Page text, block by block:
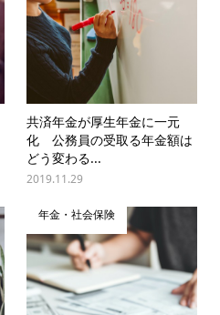
共済年金が厚生年金に一元
化 公務員の受取る年金額は
どう変わる...
2019.11.29
年金・社会保険